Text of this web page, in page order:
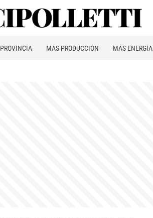
PROVINCIA MÁS PRODUCCIÓN MÁS ENERGÍA